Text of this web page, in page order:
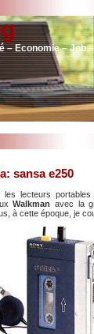
– Economie – Job
sansa e250
lecteurs
Walkman avec la
à cette époque, je